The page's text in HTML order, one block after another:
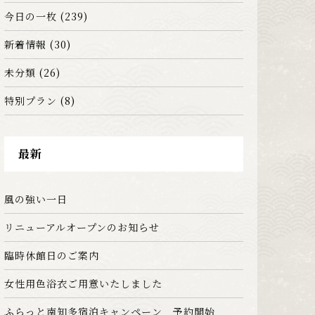
今日の一枚 (239)
新着情報 (30)
未分類 (26)
特別プラン (8)
最新
風の強い一日
リニューアルオープンのお知らせ
臨時休館日のご案内
女性用色浴衣ご用意いたしました
ふらっと南知多宿泊キャンペーン 予約開始